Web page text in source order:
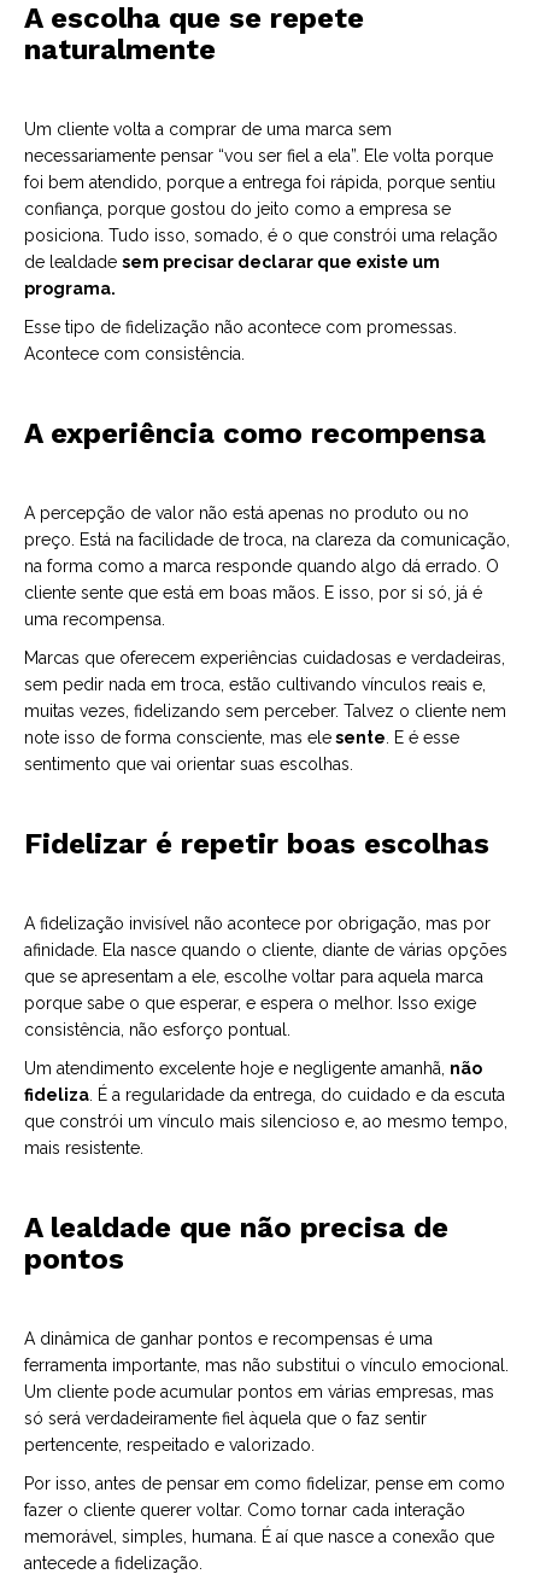
A escolha que se repete
naturalmente
Um cliente volta a comprar de uma marca sem
necessariamente pensar “vou ser fiel a ela”. Ele volta porque
foi bem atendido, porque a entrega foi rápida, porque sentiu
confiança, porque gostou do jeito como a empresa se
posiciona. Tudo isso, somado, é o que constrói uma relação
de lealdade sem precisar declarar que existe um
programa.
Esse tipo de fidelização não acontece com promessas.
Acontece com consistência.
A experiência como recompensa
A percepção de valor não está apenas no produto ou no
preço. Está na facilidade de troca, na clareza da comunicação,
na forma como a marca responde quando algo dá errado. O
cliente sente que está em boas mãos. E isso, por si só, já é
uma recompensa.
Marcas que oferecem experiências cuidadosas e verdadeiras,
sem pedir nada em troca, estão cultivando vínculos reais e,
muitas vezes, fidelizando sem perceber. Talvez o cliente nem
note isso de forma consciente, mas elesente . E é esse
sentimento que vai orientar suas escolhas.
Fidelizar é repetir boas escolhas
A fidelização invisível não acontece por obrigação, mas por
afinidade. Ela nasce quando o cliente, diante de várias opções
que se apresentam a ele, escolhe voltar para aquela marca
porque sabe o que esperar, e espera o melhor. Isso exige
consistência, não esforço pontual.
Um atendimento excelente hoje e negligente amanhã, não
fideliza . É a regularidade da entrega, do cuidado e da escuta
que constrói um vínculo mais silencioso e, ao mesmo tempo,
mais resistente.
A lealdade que não precisa de
pontos
A dinâmica de ganhar pontos e recompensas é uma
ferramenta importante, mas não substitui o vínculo emocional.
Um cliente pode acumular pontos em várias empresas, mas
só será verdadeiramente fiel àquela que o faz sentir
pertencente, respeitado e valorizado.
Por isso, antes de pensar em como fidelizar, pense em como
fazer o cliente querer voltar. Como tornar cada interação
memorável, simples, humana. É aí que nasce a conexão que
antecede a fidelização.